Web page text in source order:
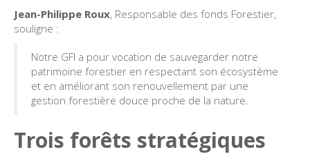
Jean-Philippe Roux, Responsable des fonds Forestier,
souligne :
Notre GFI a pour vocation de sauvegarder notre
patrimoine forestier en respectant son écosystème
et en améliorant son renouvellement par une
gestion forestière douce proche de la nature.
Trois forêts stratégiques